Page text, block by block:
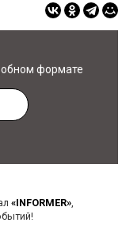
формате
«INFORMER»,